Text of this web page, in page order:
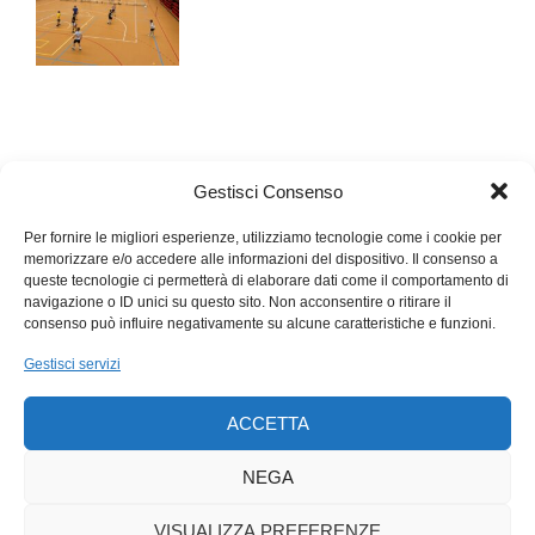
Gestisci Consenso
Per fornire le migliori esperienze, utilizziamo tecnologie come i cookie per
memorizzare e/o accedere alle informazioni del dispositivo. Il consenso a
queste tecnologie ci permetterà di elaborare dati come il comportamento di
navigazione o ID unici su questo sito. Non acconsentire o ritirare il
consenso può influire negativamente su alcune caratteristiche e funzioni.
Gestisci servizi
ACCETTA
NEGA
VISUALIZZA PREFERENZE